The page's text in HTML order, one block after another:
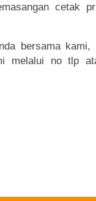
cetak
bersama kami,
melalui no tlp